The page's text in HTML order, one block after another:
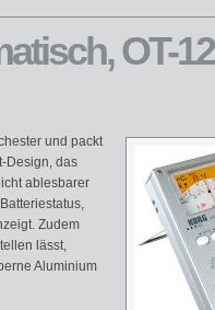
OT-
und packt
Design, das
ablesbarer
Zudem
lässt,
Aluminium